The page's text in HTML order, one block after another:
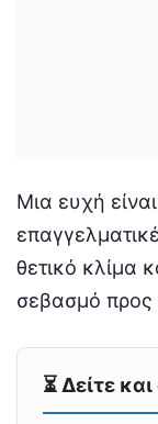
Μια ευχή
θετικό κλίμα
σεβασμό προς
⏳ Δείτε